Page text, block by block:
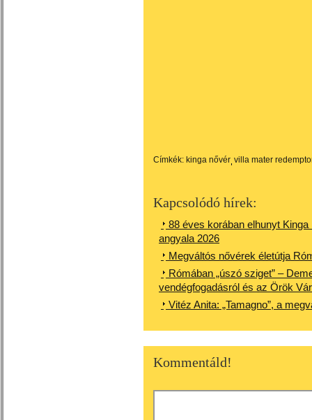
Címkék: kinga nővér villa mater
Kapcsolódó hírek:
88 éves korában elhunyt
angyala 2026
Megváltós nővérek életútja
Rómában „úszó sziget” –
vendégfogadásról és az Örök
Vitéz Anita: „Tamagno”, a
Kommentáld!